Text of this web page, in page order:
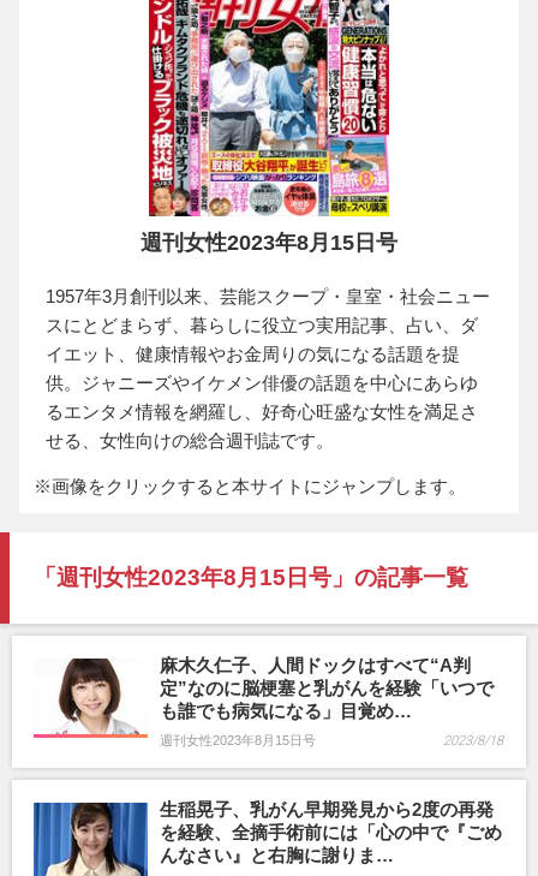
週刊女性2023年8月15日号
1957年3月創刊以来、芸能スクープ・皇室・社会ニュー
スにとどまらず、暮らしに役立つ実用記事、占い、ダ
イエット、健康情報やお金周りの気になる話題を提
供。ジャニーズやイケメン俳優の話題を中心にあらゆ
るエンタメ情報を網羅し、好奇心旺盛な女性を満足さ
せる、女性向けの総合週刊誌です。
※画像をクリックすると本サイトにジャンプします。
「週刊女性2023年8月15日号」の記事一覧
麻木久仁子、人間ドックはすべて“A判
定”なのに脳梗塞と乳がんを経験「いつで
も誰でも病気になる」目覚め…
週刊女性2023年8月15日号 2023/8/18
生稲晃子、乳がん早期発見から2度の再発
を経験、全摘手術前には「心の中で『ごめ
んなさい』と右胸に謝りま…